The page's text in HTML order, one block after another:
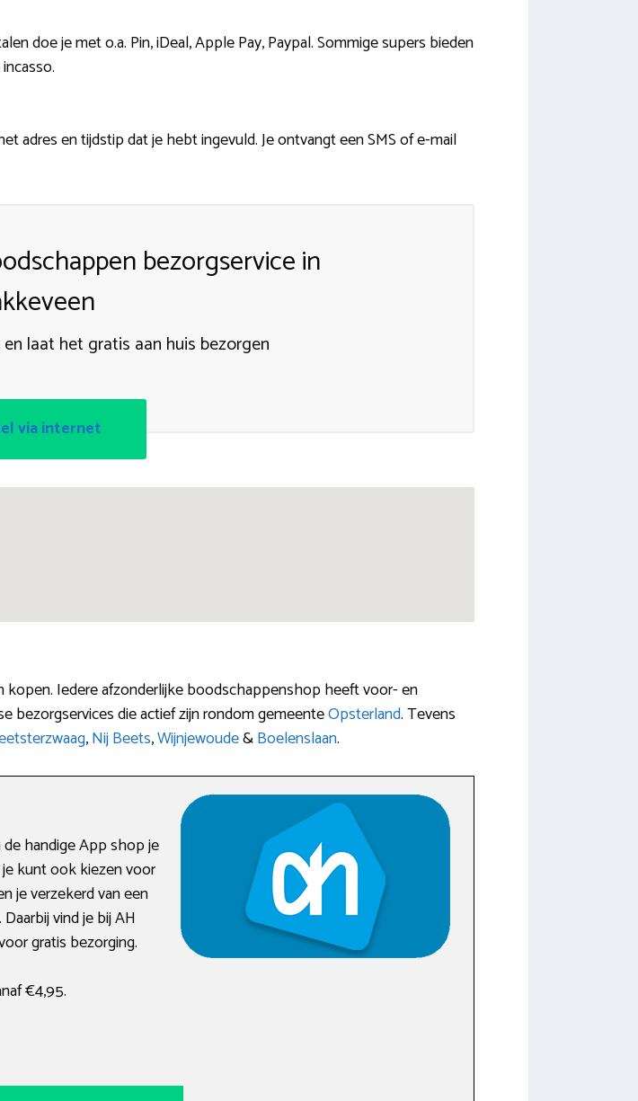
doe je met o.a. Pin, iDeal, Apple Pay, Paypal. Sommige supers bieden
adres en tijdstip dat je hebt ingevuld. Je ontvangt een SMS of e-mail
bezorgservice in
laat het gratis aan huis bezorgen
via internet
kopen. Iedere afzonderlijke boodschappenshop heeft voor- en
bezorgservices die actief zijn rondom gemeenteOpsterland. Tevens
,Nij Beets,Wijnjewoude&Boelenslaan.
handige App shop je
kunt ook kiezen voor
je verzekerd van een
vind je bij AH
gratis bezorging.
€4,95.